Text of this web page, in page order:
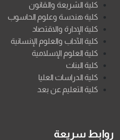
كلية الشريعة والقانون
كلية هندسة وعلوم الحاسوب
كلية الإدارة والاقتصاد
كلية الآداب والعلوم الإنسانية
كلية العلوم الإسلامية
كلية البنات
كلية الدراسات العليا
كلية التعليم عن بعد
روابط سريعة